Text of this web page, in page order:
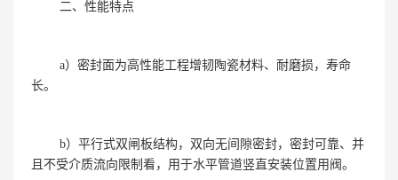
二、性能特点
a）密封面为高性能工程增韧陶瓷材料、耐磨损，寿命
长。
b）平行式双闸板结构，双向无间隙密封，密封可靠、并
且不受介质流向限制看，用于水平管道竖直安装位置用阀。